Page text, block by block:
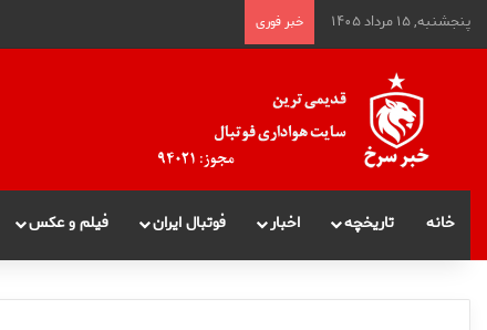
پنجشنبه, ۱۵ مرداد ۱۴۰۵ خبر فوری
خانه تاریخچه اخبار فوتبال ایران فیلم و عکس